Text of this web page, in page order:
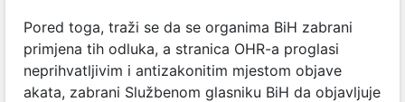
Pored toga, traži se da se organima BiH zabrani
primjena tih odluka, a stranica OHR-a proglasi
neprihvatljivim i antizakonitim mjestom objave
akata, zabrani Službenom glasniku BiH da objavljuje